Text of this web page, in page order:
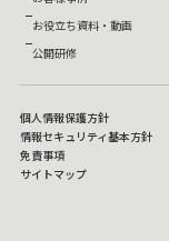
お役立ち資料・動画
公開研修
個人情報保護方針
情報セキュリティ基本方針
免責事項
サイトマップ